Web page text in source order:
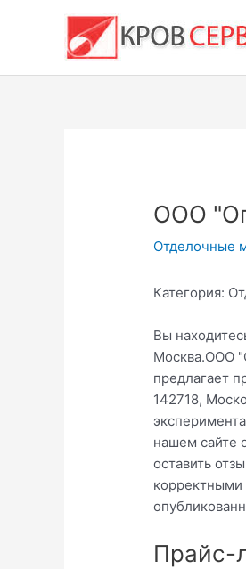
содержимому
ООО
Отделочные
Категория:
Вы
Москва.ООО
предлагает
142718,
нашем сайте
оставить
корректными
Прайс-